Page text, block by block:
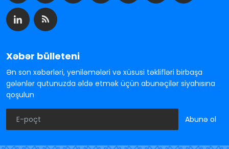
Xəbər bülleteni
Ən son xəbərləri, yeniləmələri və xüsusi təklifləri birbaşa
gələnlər qutunuzda əldə etmək üçün abunəçilər siyahısına
qoşulun
Abunə ol